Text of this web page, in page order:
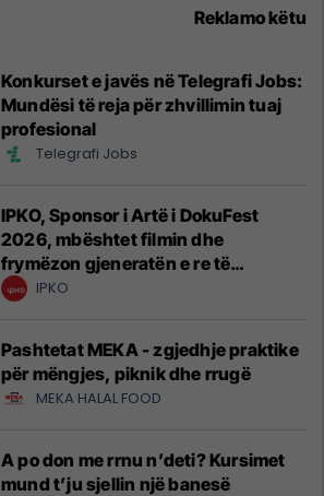
Reklamo këtu
Konkurset e javës në Telegrafi Jobs:
Mundësi të reja për zhvillimin tuaj
profesional
Telegrafi Jobs
IPKO, Sponsor i Artë i DokuFest
2026, mbështet filmin dhe
frymëzon gjeneratën e re të
krijuesve
IPKO
Pashtetat MEKA - zgjedhje praktike
për mëngjes, piknik dhe rrugë
MEKA HALAL FOOD
A po don me rrnu n’deti? Kursimet
mund t’ju sjellin një banesë